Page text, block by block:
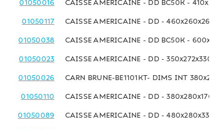
01050016 CAISSE AMERICAINE - DD BC50K -
01050117 CAISSE AMERICAINE - DD - 460x260x260
01050038 CAISSE AMERICAINE - DD BC50K -
01050023 CAISSE AMERICAINE - DD - 350x272x330
01050026 CARN BRUNE-BE1101KT- DIMS INT
01050110 CAISSE AMERICAINE - DD - 380x280x170
01050089 CAISSE AMERICAINE - DD - 480x280x330